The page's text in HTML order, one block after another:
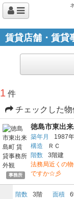
賃貸店舗・賃貸
1 件
チェックした物
事務所
徳島市東出
築年月 1987
構造
ＲＣ
階数
3階建
法務局近くの
ですか☆彡
階数 3階 面積